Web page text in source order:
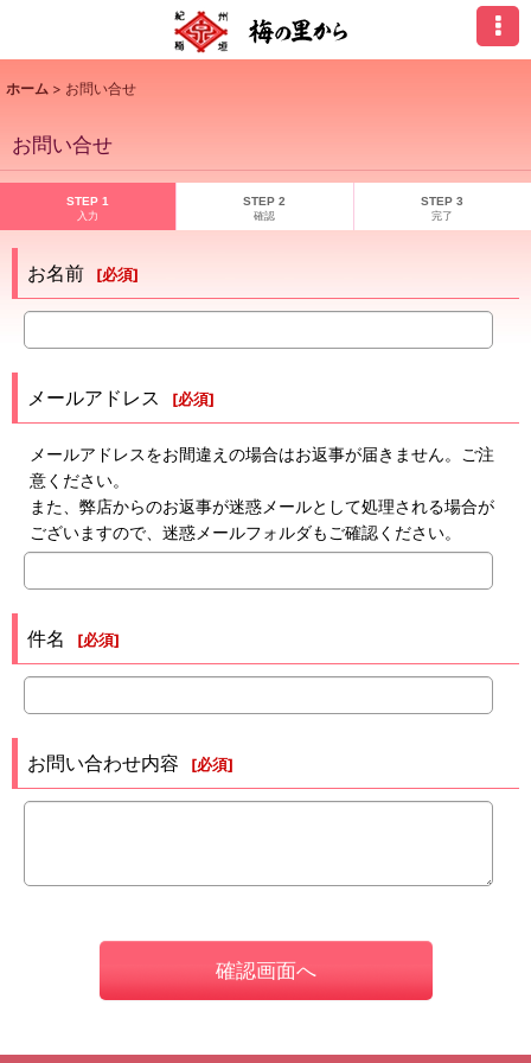
ホーム > お問い合せ
お問い合せ
STEP 1
入力
STEP 2
確認
STEP 3
完了
お名前 [必須]
メールアドレス [必須]
メールアドレスをお間違えの場合はお返事が届きません。ご注
意ください。
また、弊店からのお返事が迷惑メールとして処理される場合が
ございますので、迷惑メールフォルダもご確認ください。
件名 [必須]
お問い合わせ内容 [必須]
確認画面へ